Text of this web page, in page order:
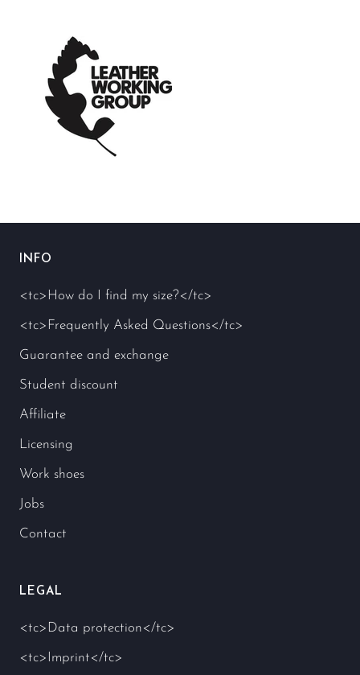
INFO
<tc>How do I find my size?</tc>
<tc>Frequently Asked Questions</tc>
Guarantee and exchange
Student discount
Affiliate
Licensing
Work shoes
Jobs
Contact
LEGAL
<tc>Data protection</tc>
<tc>Imprint</tc>